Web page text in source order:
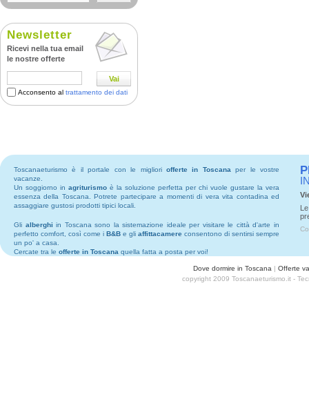
Newsletter
Ricevi nella tua email
le nostre offerte
Vai
Acconsento al trattamento dei dati
Toscanaeturismo è il portale con le migliori offerte in Toscana per le vostre
vacanze.
Un soggiorno in agriturismo è la soluzione perfetta per chi vuole gustare la vera
essenza della Toscana. Potrete partecipare a momenti di vera vita contadina ed
assaggiare gustosi prodotti tipici locali.
Gli alberghi in Toscana sono la sistemazione ideale per visitare le città d'arte in
perfetto comfort, così come i B&B e gli affittacamere consentono di sentirsi sempre
un po' a casa.
Cercate tra le offerte in Toscana quella fatta a posta per voi!
Dove dormire in Toscana | Offerte
copyright 2009 Toscanaeturismo.it -